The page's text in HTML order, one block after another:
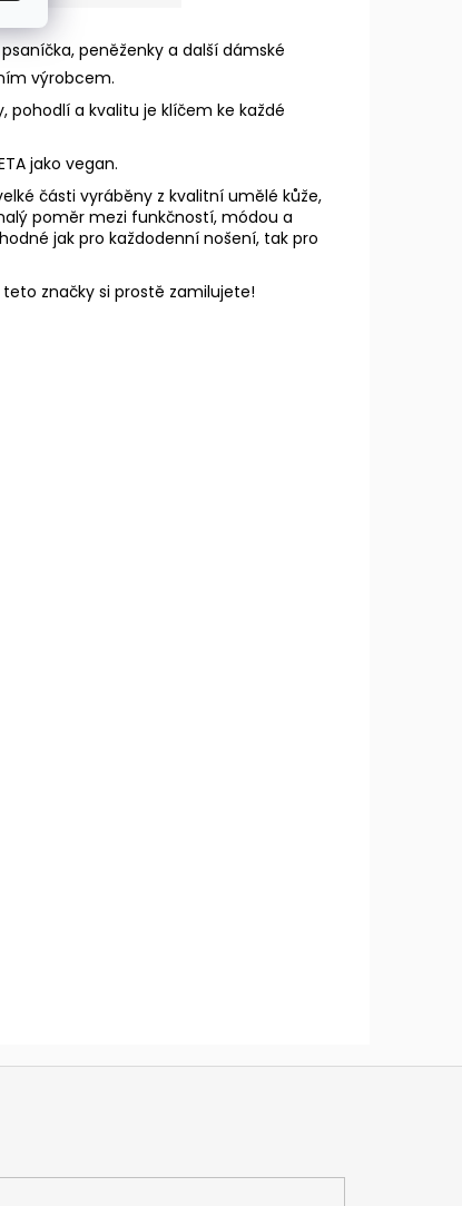
peněženky a další dámské
výrobcem.
pohodlí a kvalitu je klíčem ke každé
jako vegan.
části vyráběny z kvalitní umělé kůže,
poměr mezi funkčností, módou a
jak pro každodenní nošení, tak pro
značky si prostě zamilujete!